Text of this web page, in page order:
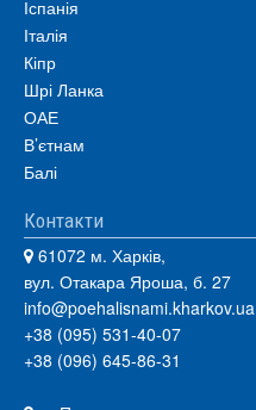
Іспанія
Італія
Кіпр
Шрі Ланка
ОАЕ
В’єтнам
Балі
Контакти
61072 м. Харків,
вул. Отакара Яроша, б. 27
info@poehalisnami.kharkov.ua
+38 (095) 531-40-07
+38 (096) 645-86-31